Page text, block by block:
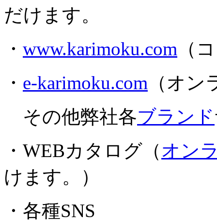
だけます。
・ www.karimoku.com （
・ e-karimoku.com （オ
その他弊社各ブランド
・WEBカタログ（オン
けます。）
・各種SNS